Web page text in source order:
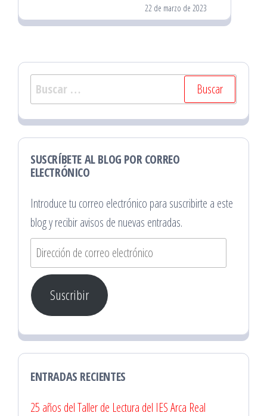
22 de marzo de 2023
Buscar:
SUSCRÍBETE AL BLOG POR CORREO
ELECTRÓNICO
Introduce tu correo electrónico para suscribirte a este
blog y recibir avisos de nuevas entradas.
Dirección
de
correo
electrónico
Suscribir
ENTRADAS RECIENTES
25 años del Taller de Lectura del IES Arca Real